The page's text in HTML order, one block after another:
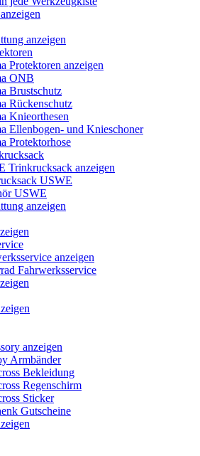
anzeigen
Protektoren anzeigen
ONB
Brustschutz
Rückenschutz
Knieorthesen
Ellenbogen- und Knieschoner
Protektorhose
Trinkrucksack anzeigen
USWE
USWE
anzeigen
anzeigen
Fahrwerksservice
anzeigen
Armbänder
Bekleidung
Regenschirm
Sticker
Gutscheine